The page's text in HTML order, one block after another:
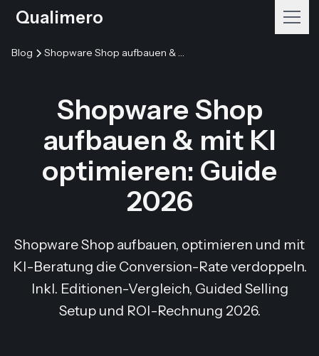
Qualimero
Blog Shopware Shop aufbauen & mit KI optimieren: Guide 2026
Shopware Shop
aufbauen & mit KI
optimieren: Guide
2026
Shopware Shop aufbauen, optimieren und mit
KI-Beratung die Conversion-Rate verdoppeln.
Inkl. Editionen-Vergleich, Guided Selling
Setup und ROI-Rechnung 2026.